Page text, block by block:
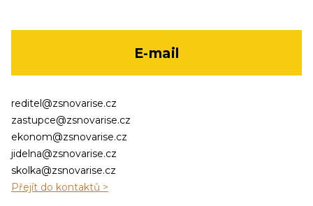
E-mail
reditel@zsnovarise.cz
zastupce@zsnovarise.cz
ekonom@zsnovarise.cz
jidelna@zsnovarise.cz
skolka@zsnovarise.cz
Přejít do kontaktů >